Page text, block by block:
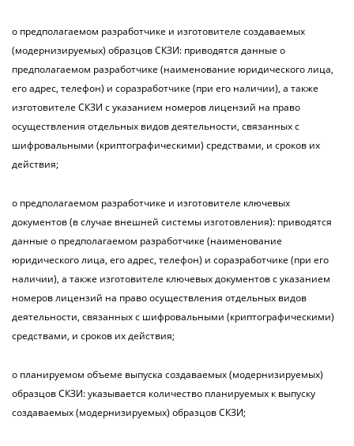
о предполагаемом разработчике и изготовителе создаваемых
(модернизируемых) образцов СКЗИ: приводятся данные о
предполагаемом разработчике (наименование юридического лица,
его адрес, телефон) и соразработчике (при его наличии), а также
изготовителе СКЗИ с указанием номеров лицензий на право
осуществления отдельных видов деятельности, связанных с
шифровальными (криптографическими) средствами, и сроков их
действия;
о предполагаемом разработчике и изготовителе ключевых
документов (в случае внешней системы изготовления): приводятся
данные о предполагаемом разработчике (наименование
юридического лица, его адрес, телефон) и соразработчике (при его
наличии), а также изготовителе ключевых документов с указанием
номеров лицензий на право осуществления отдельных видов
деятельности, связанных с шифровальными (криптографическими)
средствами, и сроков их действия;
о планируемом объеме выпуска создаваемых (модернизируемых)
образцов СКЗИ: указывается количество планируемых к выпуску
создаваемых (модернизируемых) образцов СКЗИ;